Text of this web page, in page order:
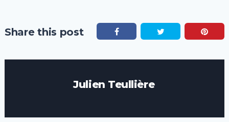
Share this post
Julien Teullière